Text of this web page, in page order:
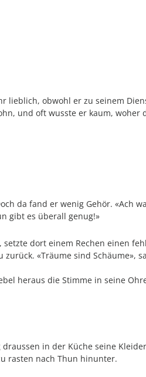
lieblich, obwohl er zu seinem
und oft wusste er kaum, woher
da fand er wenig Gehör. «Ach
gibt es überall genug!»
dort einem Rechen einen
«Träume sind Schäume»,
heraus die Stimme in seine
in der Küche seine
rasten nach Thun hinunter.